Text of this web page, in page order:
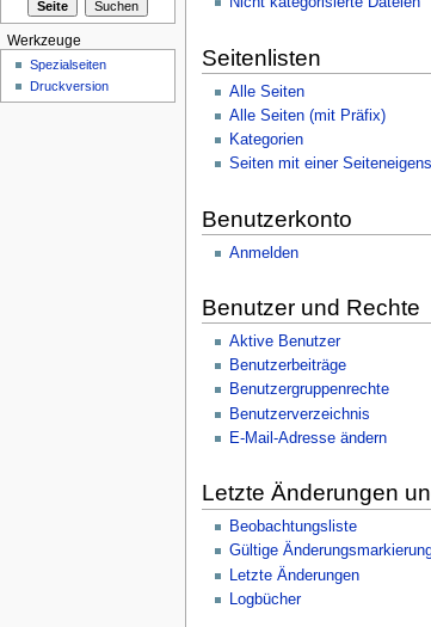
Seitenlisten
Alle Seiten
Alle Seiten (mit Präfix)
Kategorien
Seiten mit einer
Benutzerkonto
Anmelden
Benutzer und Rechte
Aktive Benutzer
Benutzerbeiträge
Benutzergruppenrechte
Benutzerverzeichnis
E-Mail-Adresse ändern
Letzte Änderungen
Beobachtungsliste
Gültige
Letzte Änderungen
Logbücher
Werkzeuge
Spezialseiten
Druckversion